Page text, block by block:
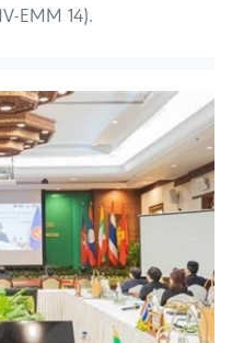
EMM 14).